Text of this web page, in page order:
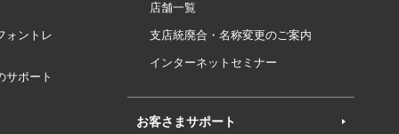
ォントレ
サポート
店舗一覧
支店統廃合・名称変更のご案内
インターネットセミナー
お客さまサポート